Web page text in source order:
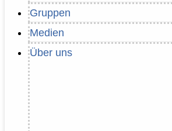
Gruppen
Medien
Über uns